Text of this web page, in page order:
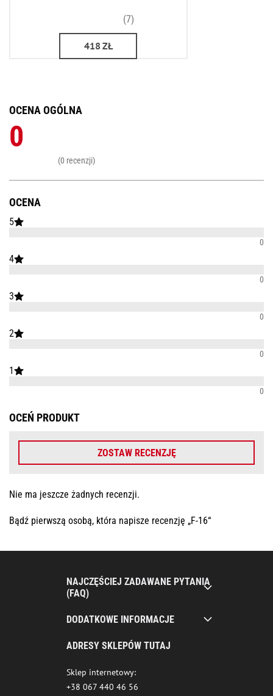
(7)
418 ZŁ
OCENA
5
0
4
0
3
0
2
0
1
0
OCENA OGÓLNA
0
(0 recenzji)
OCEŃ PRODUKT
ZOSTAW RECENZJĘ
Nie ma jeszcze żadnych recenzji.
Bądź pierwszą osobą, która napisze recenzję „F-16“
NAJCZĘŚCIEJ ZADAWANE PYTANIA
(FAQ)
DODATKOWE INFORMACJE
ADRESY SKLEPÓW TUTAJ
Sklep internetowy:
+38 067 440 46 56